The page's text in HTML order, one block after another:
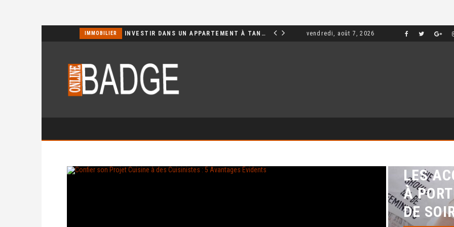
IMMOBILIER INVESTIR DANS UN APPARTEMENT À TANGER : OPPORTUNITÉS ET POINTS ESSENTIELS À CONNAÎTRE MARKETING
vendredi, août 7, 2026
LES
À
DE